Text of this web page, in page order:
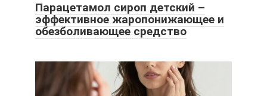
Парацетамол сироп детский –
эффективное жаропонижающее и
обезболивающее средство